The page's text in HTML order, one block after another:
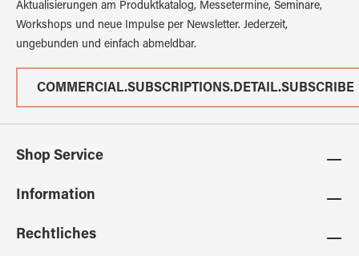
Aktualisierungen am Produktkatalog, Messetermine, Seminare,
Workshops und neue Impulse per Newsletter. Jederzeit,
ungebunden und einfach abmeldbar.
COMMERCIAL.SUBSCRIPTIONS.DETAIL.SUBSCRIBE
Shop Service
Information
Rechtliches